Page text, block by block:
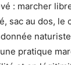
: marcher
sac au dos, le
pratique